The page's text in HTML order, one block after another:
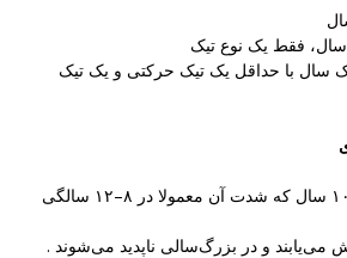
فقط یک نوع تیک
با حداقل یک تیک حرکتی و یک تیک
شروع معمول بین ۴ تا ۱۰ سال که شدت آن معمولا در ۸–۱۲ سالگی
و در بزرگ‌سالی ناپدید می‌شوند .